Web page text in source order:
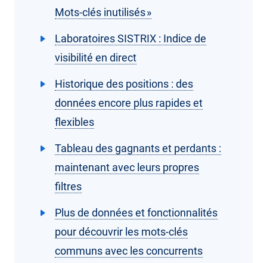
Mots-clés inutilisés »
Laboratoires SISTRIX : Indice de
visibilité en direct
Historique des positions : des
données encore plus rapides et
flexibles
Tableau des gagnants et perdants :
maintenant avec leurs propres
filtres
Plus de données et fonctionnalités
pour découvrir les mots-clés
communs avec les concurrents